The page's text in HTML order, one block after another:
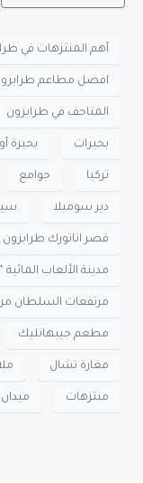
أهم المنتزهات في
افضل مطاعم
المتاحف في طرابزون
بحيرات بحيرة
تركيا جوامع
دير سوميلا
قصر اتاتورك طرابزون
مدينة الألعاب
مرتفعات السلطان
مطعم جيبهانليك
مغارة تشال
منتزهات